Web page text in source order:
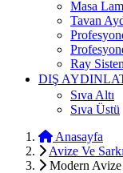
Masa
Tavan
Ray
DIŞ
Sıva Altı
Sıva Üstü
Anasayfa
Avize Ve
Modern